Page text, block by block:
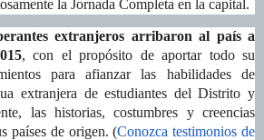
la Jornada Completa en la capital.
extranjeros arribaron al país a
, con el propósito de aportar todo su
para afianzarlas habilidades de
extranjera de estudiantes del Distrito y
las historias, costumbres y creencias
países de origen. (Conozca testimonios de